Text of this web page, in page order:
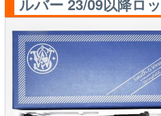
ルバー 23/09以降ロ